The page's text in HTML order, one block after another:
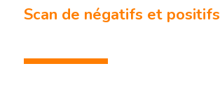
Scan de négatifs et positifs